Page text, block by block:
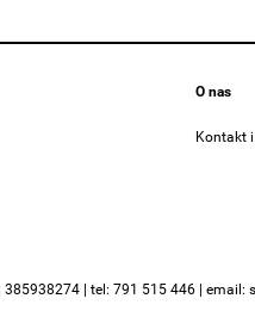
O nas
Kontakt
385938274 | tel: 791 515 446| email: